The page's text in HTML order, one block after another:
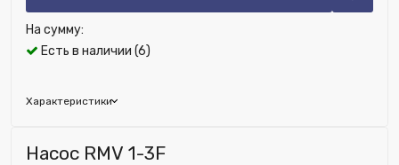
Есть в наличии (6)
Характеристики
На сумму:
Бренд:
Wilo
Насос RMV 1-3F